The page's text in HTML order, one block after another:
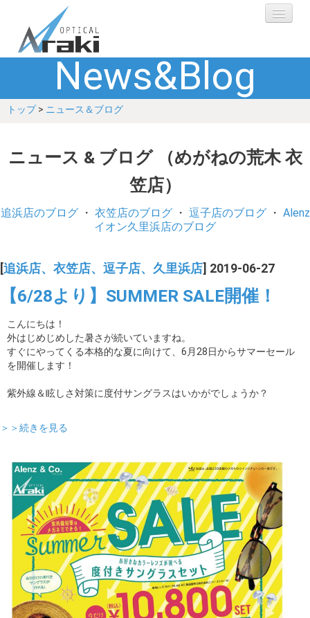
選ばれる理由
ブランド
ショップ
お客さまの声
ギャラリー
コラム
ブログ
採用
News&Blog
トップ> ニュース＆ブログ
ニュース & ブログ （めがねの荒木 衣
笠店）
追浜店のブログ・ 衣笠店のブログ・ 逗子店のブログ・ Alenz
イオン久里浜店のブログ
追浜店、衣笠店、逗子店、久里浜店 ] 2019-06-27
【6/28より】SUMMER SALE開催！
こんにちは！
外はじめじめした暑さが続いていますね。
すぐにやってくる本格的な夏に向けて、6月28日からサマーセール
を開催します！
紫外線＆眩しさ対策に度付サングラスはいかがでしょうか？
＞＞続きを見る